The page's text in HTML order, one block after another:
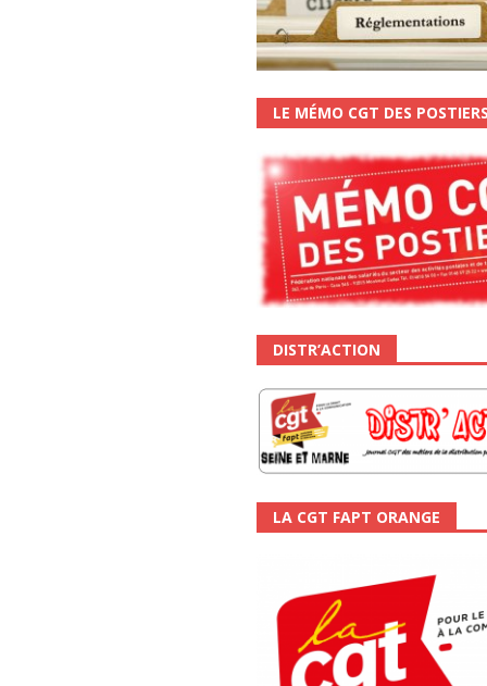
LE MÉMO CGT DES
DISTR’ACTION
LA CGT FAPT ORANGE